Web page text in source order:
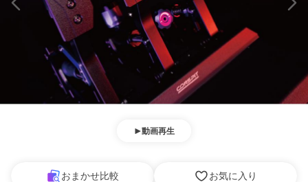
動画再生
おまかせ比較 お気に入り